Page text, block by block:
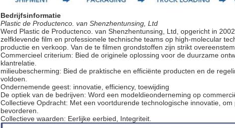
Bedrijfsinformatie
Plastic de Productenco. van Shenzhentunsing, Ltd
Werd Plastic de Productenco. van Shenzhentunsing, Ltd, opgericht in
zelfklevende film en professionele technische teams op high-molecular
productie en verkoop. Van de te filmen grondstoffen zijn strikt
Commercieel criterium: Bied de originele oplossing voor de duurzame
klantrelatie.
milieubescherming: Bied de praktische en efficiënte producten en de
voldoen.
Ondernemende geest: innovatie, efficiency, toewijding
De optiek van de bedrijven: Word een modeldieonderneming op
Collectieve Opdracht: Met een voortdurende technologische innovatie,
bevorderen.
Collectieve waarden: Eerlijke eerbied, Integriteit.